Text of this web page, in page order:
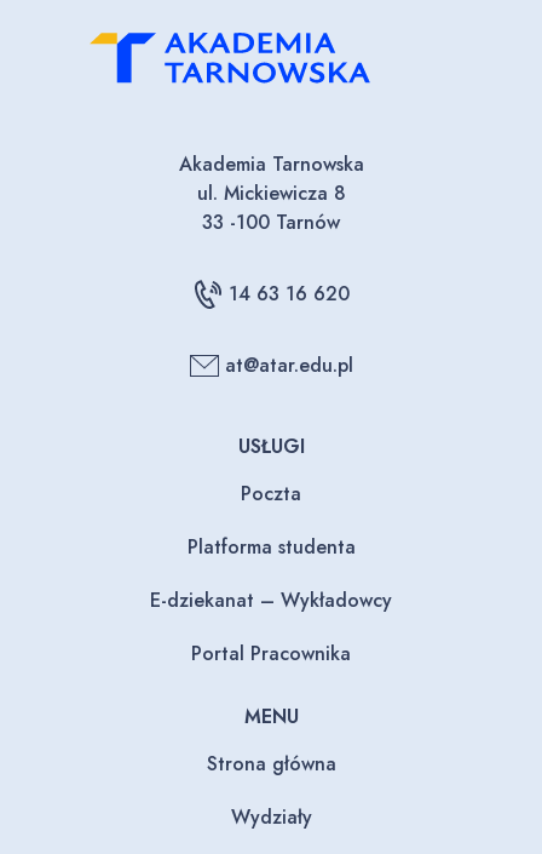
Akademia Tarnowska
ul. Mickiewicza 8
33 -100 Tarnów
14 63 16 620
at@atar.edu.pl
USŁUGI
Poczta
Platforma studenta
E-dziekanat – Wykładowcy
Portal Pracownika
MENU
Strona główna
Wydziały